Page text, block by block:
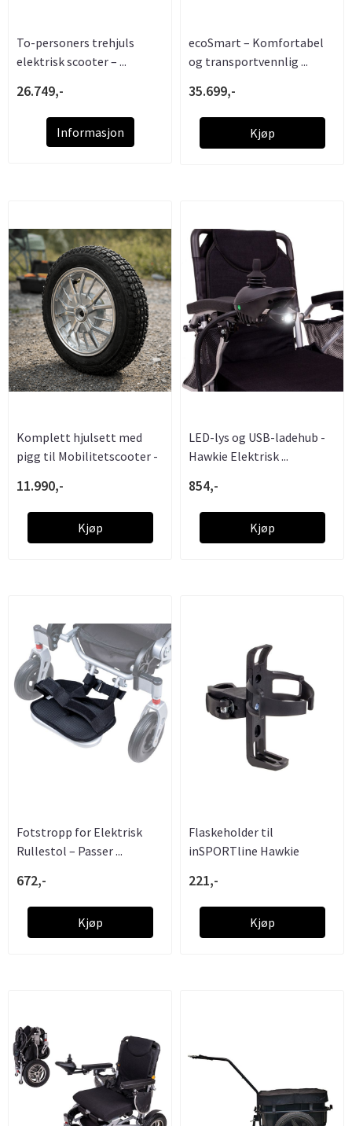
To-personers trehjuls
elektrisk scooter – ...
26.749,-
Informasjon
ecoSmart – Komfortabel
og transportvennlig ...
35.699,-
Kjøp
Komplett hjulsett med
pigg til Mobilitetscooter -
11.990,-
Kjøp
LED-lys og USB-ladehub -
Hawkie Elektrisk ...
854,-
Kjøp
Fotstropp for Elektrisk
Rullestol – Passer ...
672,-
Kjøp
Flaskeholder til
inSPORTline Hawkie
221,-
Kjøp